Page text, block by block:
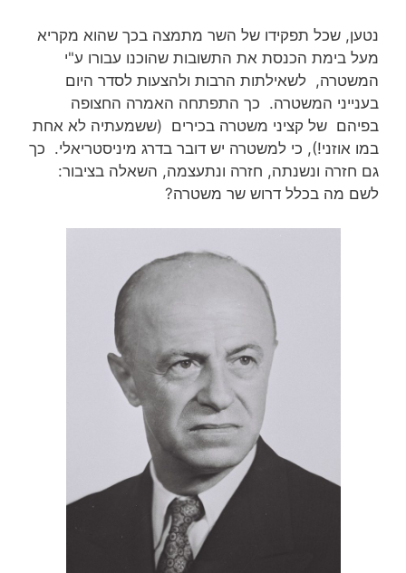
נטען, שכל תפקידו של השר מתמצה בכך שהוא מקריא
מעל בימת הכנסת את התשובות שהוכנו עבורו ע"י
המשטרה, לשאילתות הרבות ולהצעות לסדר היום
בענייני המשטרה. כך התפתחה האמרה החצופה
בפיהם של קציני משטרה בכירים (ששמעתיה לא אחת
במו אוזני!), כי למשטרה יש דובר בדרג מיניסטריאלי. כך
גם חזרה ונשנתה, חזרה ונתעצמה, השאלה בציבור:
לשם מה בכלל דרוש שר משטרה?